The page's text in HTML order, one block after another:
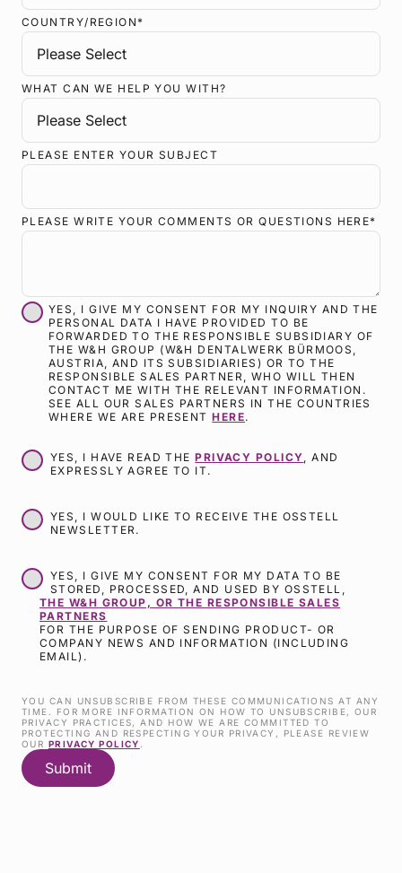
COUNTRY/REGION*
WHAT CAN WE HELP YOU WITH?
PLEASE ENTER YOUR SUBJECT
PLEASE WRITE YOUR COMMENTS OR QUESTIONS HERE*
YES, I GIVE MY CONSENT FOR MY INQUIRY AND THE
PERSONAL DATA I HAVE PROVIDED TO BE
FORWARDED TO THE RESPONSIBLE SUBSIDIARY OF
THE W&H GROUP (W&H DENTALWERK BÜRMOOS,
AUSTRIA, AND ITS SUBSIDIARIES) OR TO THE
RESPONSIBLE SALES PARTNER, WHO WILL THEN
CONTACT ME WITH THE RELEVANT INFORMATION.
SEE ALL OUR SALES PARTNERS IN THE COUNTRIES
WHERE WE ARE PRESENTHERE.
YES, I HAVE READ THEPRIVACY POLICY , AND
EXPRESSLY AGREE TO IT.
YES, I WOULD LIKE TO RECEIVE THE OSSTELL
NEWSLETTER.
YES, I GIVE MY CONSENT FOR MY DATA TO BE
STORED, PROCESSED, AND USED BY OSSTELL,
THE W&H GROUP, OR THE RESPONSIBLE SALES
PARTNERS
FOR THE PURPOSE OF SENDING PRODUCT- OR
COMPANY NEWS AND INFORMATION (INCLUDING
EMAIL).
YOU CAN UNSUBSCRIBE FROM THESE COMMUNICATIONS AT ANY
TIME. FOR MORE INFORMATION ON HOW TO UNSUBSCRIBE, OUR
PRIVACY PRACTICES, AND HOW WE ARE COMMITTED TO
PROTECTING AND RESPECTING YOUR PRIVACY, PLEASE REVIEW
OUR PRIVACY POLICY